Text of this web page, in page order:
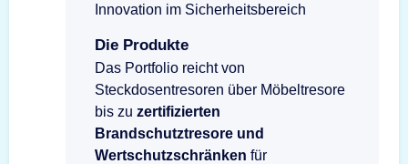
Innovation im Sicherheitsbereich
Die Produkte
Das Portfolio reicht von
Steckdosentresoren über Möbeltresore
bis zu zertifizierten
Brandschutztresore und
Wertschutzschränken für